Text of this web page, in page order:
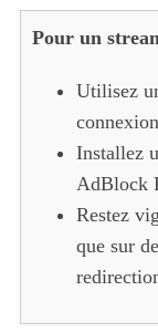
Pour un
Utilisez
Installez
AdBlock
Restez
que sur